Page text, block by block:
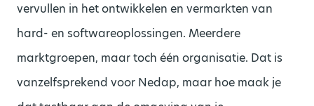
vervullen in het ontwikkelen en vermarkten van
hard- en softwareoplossingen. Meerdere
marktgroepen, maar toch één organisatie. Dat is
vanzelfsprekend voor Nedap, maar hoe maak je